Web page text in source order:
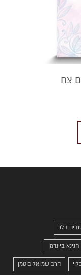
צח
בלוי
ביינדמן
הרב שמואל בוטמן